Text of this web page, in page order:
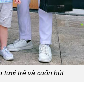
tươi trẻ và cuốn hút